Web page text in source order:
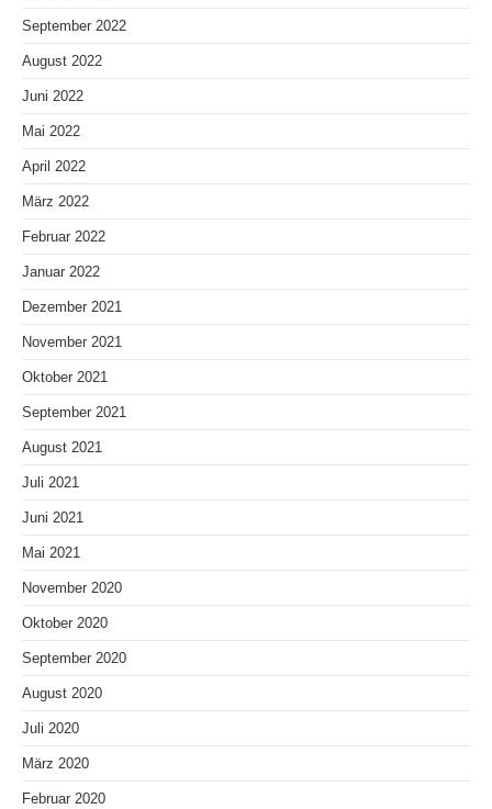
September 2022
August 2022
Juni 2022
Mai 2022
April 2022
März 2022
Februar 2022
Januar 2022
Dezember 2021
November 2021
Oktober 2021
September 2021
August 2021
Juli 2021
Juni 2021
Mai 2021
November 2020
Oktober 2020
September 2020
August 2020
Juli 2020
März 2020
Februar 2020